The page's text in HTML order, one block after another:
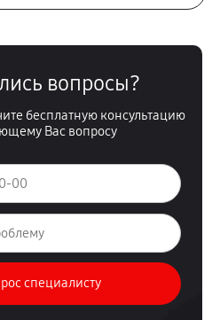
вопросы?
бесплатную консультацию
Вас вопросу